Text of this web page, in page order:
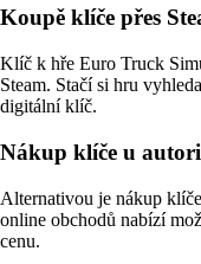
Koupě klíče přes
Klíč k hře Euro Truck
Steam. Stačí si hru
digitální klíč.
Nákup klíče u
Alternativou je nákup
online obchodů nabízí
cenu.